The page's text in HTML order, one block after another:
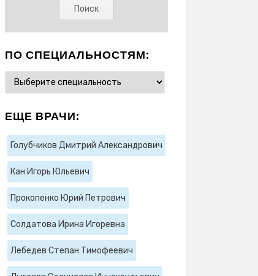
ПО СПЕЦИАЛЬНОСТЯМ:
ЕЩЕ ВРАЧИ:
Голубчиков Дмитрий Александрович
Кан Игорь Юльевич
Прокопенко Юрий Петрович
Солдатова Ирина Игоревна
Лебедев Степан Тимофеевич